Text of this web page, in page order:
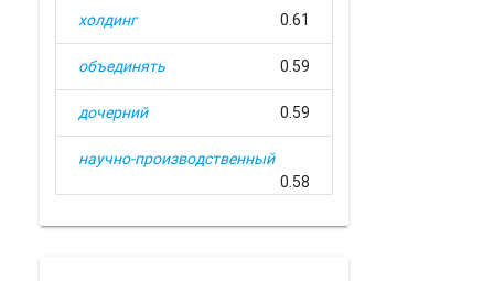
холдинг 0.61
объединять 0.59
дочерний 0.59
научно-производственный
0.58